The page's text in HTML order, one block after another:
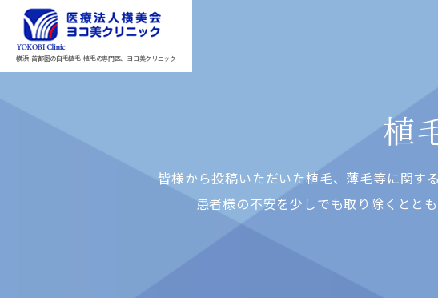
横浜･首都圏の自毛植毛･植毛の専門医、ヨコ美クリニック
植
皆様から投稿いただいた植⽑、薄⽑等に関す
患者様の不安を少しでも取り除くとと